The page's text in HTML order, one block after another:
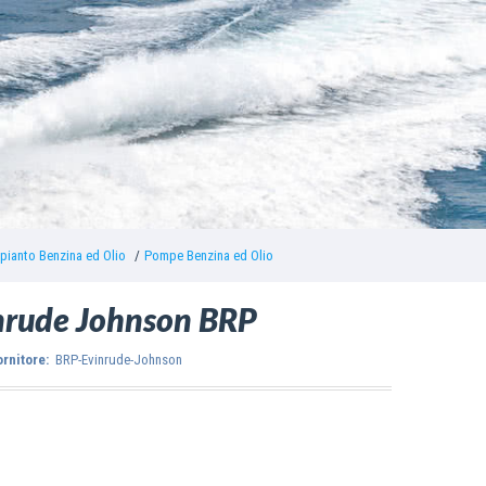
Benzina ed Olio Pompe Benzina ed Olio
Johnson BRP
BRP-Evinrude-Johnson